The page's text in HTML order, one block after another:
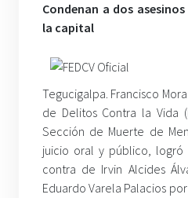
Condenan a dos
la capital
Tegucigalpa. Francisco
de Delitos Contra la Vida
Sección de Muerte de
juicio oral y público, logró
contra de Irvin Alcides
Eduardo Varela Palacios